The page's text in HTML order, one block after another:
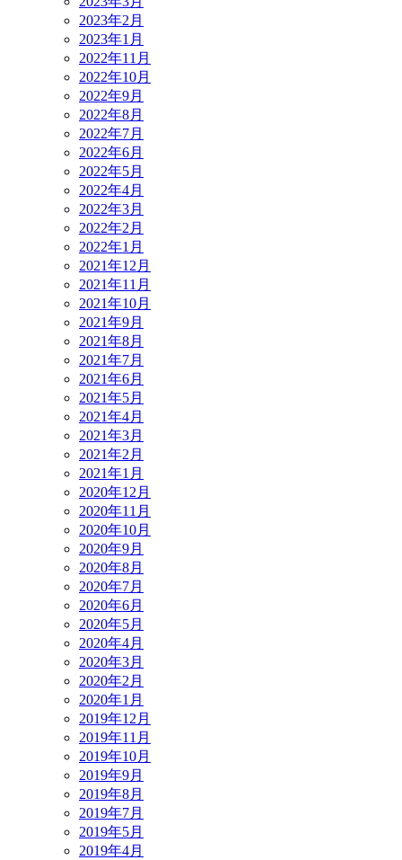
2023年2月
2023年1月
2022年11月
2022年10月
2022年9月
2022年8月
2022年7月
2022年6月
2022年5月
2022年4月
2022年3月
2022年2月
2022年1月
2021年12月
2021年11月
2021年10月
2021年9月
2021年8月
2021年7月
2021年6月
2021年5月
2021年4月
2021年3月
2021年2月
2021年1月
2020年12月
2020年11月
2020年10月
2020年9月
2020年8月
2020年7月
2020年6月
2020年5月
2020年4月
2020年3月
2020年2月
2020年1月
2019年12月
2019年11月
2019年10月
2019年9月
2019年8月
2019年7月
2019年5月
2019年4月